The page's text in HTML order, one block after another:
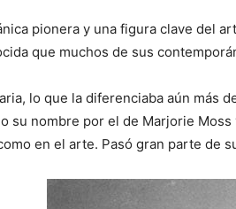
pionera y una figura clave del
que muchos de sus
lo que la diferenciaba aún más
su nombre por el de Marjorie
en el arte. Pasó gran parte de